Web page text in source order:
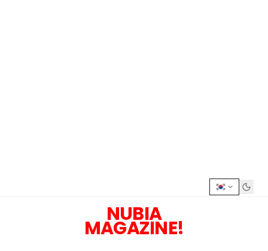
NUBIA
MAGAZINE!